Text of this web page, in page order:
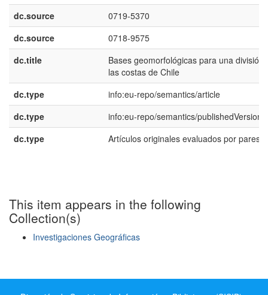
dc.source
0719-5370
dc.source
0718-9575
dc.title
Bases geomorfológicas para una división
las costas de Chile
dc.type
info:eu-repo/semantics/article
dc.type
info:eu-repo/semantics/publishedVersion
dc.type
Artículos originales evaluados por pares
This item appears in the following
Collection(s)
Investigaciones Geográficas